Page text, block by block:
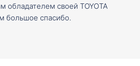
обладателем своей TOYOTA
большое спасибо.